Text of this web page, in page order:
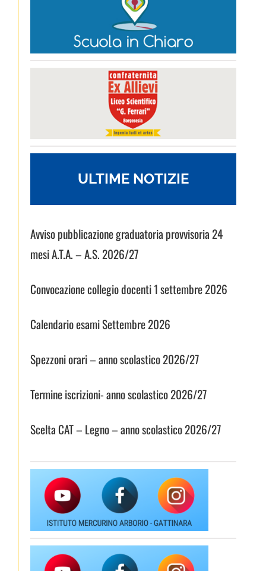
ULTIME NOTIZIE
Avviso pubblicazione graduatoria provvisoria 24
mesi A.T.A. – A.S. 2026/27
Convocazione collegio docenti 1 settembre 2026
Calendario esami Settembre 2026
Spezzoni orari – anno scolastico 2026/27
Termine iscrizioni- anno scolastico 2026/27
Scelta CAT – Legno – anno scolastico 2026/27